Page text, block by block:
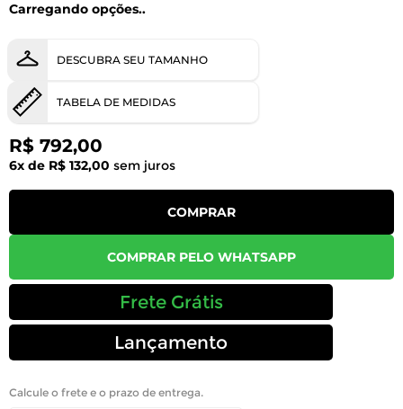
Carregando opções..
DESCUBRA SEU TAMANHO
TABELA DE MEDIDAS
R$ 792,00
6x de R$ 132,00 sem juros
COMPRAR
COMPRAR PELO WHATSAPP
Frete Grátis
Lançamento
Calcule o frete e o prazo de entrega.